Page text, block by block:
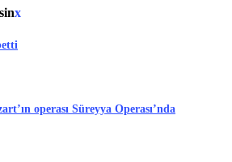
x
operası Süreyya Operası’nda